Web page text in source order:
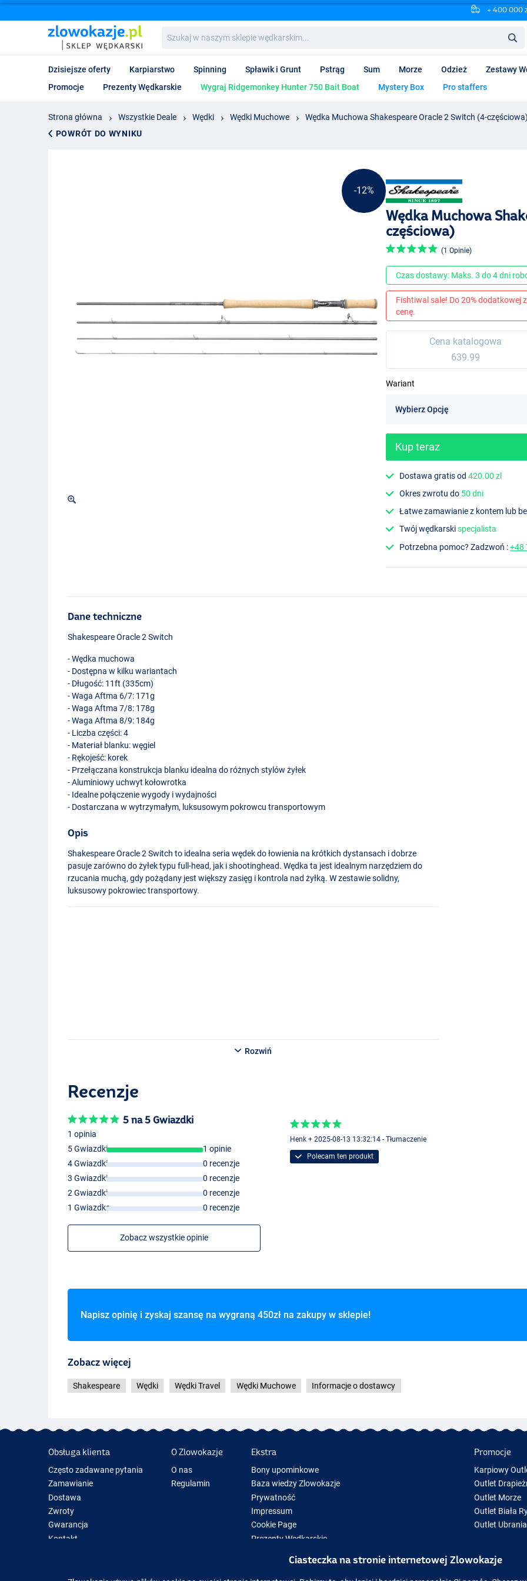
+ 400 000
w
naszym
wędkarskim...
Dzisiejsze oferty Karpiarstwo Spinning Spławik i Grunt Pstrąg Sum Morze Odzież Zestawy
Promocje
Prezenty Wędkarskie Wygraj Ridgemonkey Hunter 750 Bait Boat Mystery Box Pro staffers
Strona główna Wszystkie Deale Wędki Wędki Muchowe
Wędka Muchowa Shakespeare Oracle 2 Switch (4-częściowa)
POWRÓT DO WYNIKU
-12%
Wędka Muchowa
częściowa)
(1 Opinie)
Czas dostawy: Maks. 3 do 4 dni
Fishtiwal sale! Do 20% dodatkowej
cenę.
Cena katalogowa
639.99
Wariant
Kup teraz
Dostawa gratis od420.00 zl
Okres zwrotu do 50 dni
Łatwe zamawianie z kontem lub
Twój wędkarskispecjalista
Potrzebna pomoc? Zadzwoń :+48
Dane techniczne
Shakespeare Oracle 2 Switch
- Wędka muchowa
- Dostępna w kilku wariantach
- Długość: 11ft (335cm)
- Waga Aftma 6/7: 171g
- Waga Aftma 7/8: 178g
- Waga Aftma 8/9: 184g
- Liczba części: 4
- Materiał blanku: węgiel
- Rękojeść: korek
- Przełączana konstrukcja blanku idealna do różnych stylów żyłek
- Aluminiowy uchwyt kołowrotka
- Idealne połączenie wygody i wydajności
- Dostarczana w wytrzymałym, luksusowym pokrowcu transportowym
Opis
Shakespeare Oracle 2 Switch to idealna seria wędek do łowienia na krótkich dystansach i dobrze
pasuje zarówno do żyłek typu full-head, jak i shootinghead. Wędka ta jest idealnym narzędziem do
rzucania muchą, gdy pożądany jest większy zasięg i kontrola nad żyłką. W zestawie solidny,
luksusowy pokrowiec transportowy.
Rozwiń
Recenzje
5 na 5 Gwiazdki
1 opinia
5 Gwiazdki
1 opinie
4 Gwiazdki
0 recenzje
3 Gwiazdki
0 recenzje
2 Gwiazdki
0 recenzje
1 Gwiazdka
0 recenzje
Zobacz wszystkie opinie
Henk + 2025-08-13 13:32:14 - Tłumaczenie
Polecam ten produkt
Napisz opinię i zyskaj szansę na wygraną 450zł na zakupy w sklepie!
Zobacz więcej
Shakespeare Wędki Wędki Travel Wędki Muchowe Informacje o dostawcy
Obsługa klienta
Często zadawane pytania
Zamawianie
Dostawa
Zwroty
Gwarancja
Kontakt
O Zlowokazje
O nas
Regulamin
Ekstra
Bony upominkowe
Baza wiedzy Zlowokazje
Prywatność
Impressum
Cookie Page
Prezenty Wędkarskie
Sprzęt wędkarski chwilowo niedostępny w magazynie
Promocje
Karpiowy
Outlet
Outlet Morze
Outlet Biała
Outlet Ubrania
Ciasteczka na stronie internetowej Zlowokazje